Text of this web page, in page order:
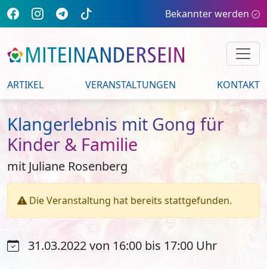
Bekannter werden
ARTIKEL VERANSTALTUNGEN KONTAKT
Klangerlebnis mit Gong für
Kinder & Familie
mit Juliane Rosenberg
Die Veranstaltung hat bereits stattgefunden.
31.03.2022 von 16:00 bis 17:00 Uhr